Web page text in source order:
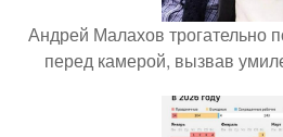
Андрей Малахов трогательно
перед камерой, вызвав